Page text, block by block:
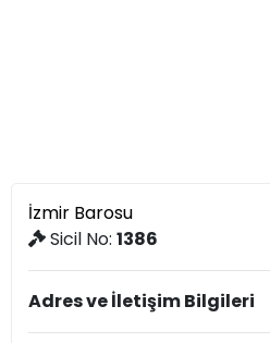
İzmir Barosu
Sicil No:1386
Adres ve İletişim Bilgileri